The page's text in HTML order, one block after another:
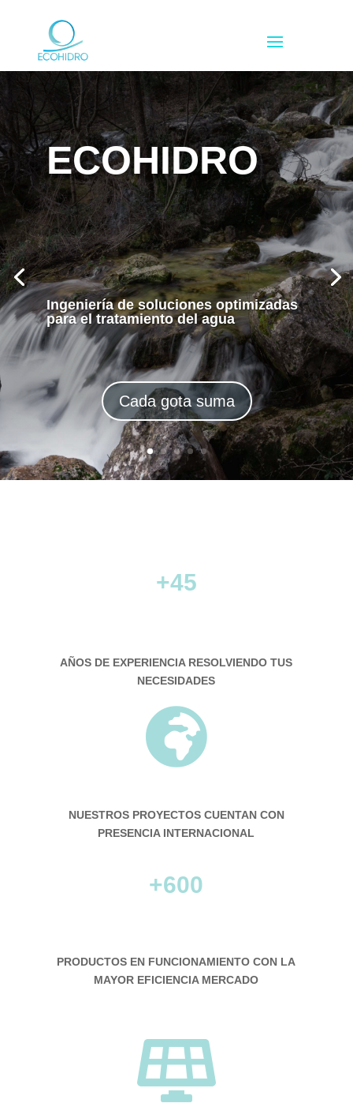
ECOHIDRO
Ingeniería de soluciones optimizadas
para el tratamiento del agua
Cada gota suma
Potabilización
Reutilización
Depuración
Desalinización
Aguas grises
+45
AÑOS DE EXPERIENCIA RESOLVIENDO TUS
NECESIDADES

NUESTROS PROYECTOS CUENTAN CON
PRESENCIA INTERNACIONAL
+600
PRODUCTOS EN FUNCIONAMIENTO CON LA
MAYOR EFICIENCIA MERCADO
